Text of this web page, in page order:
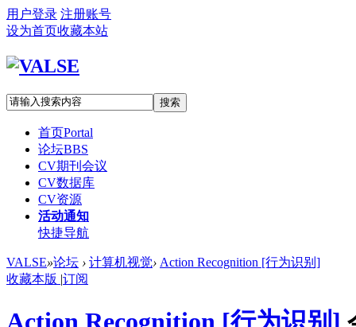
用户登录 注册账号
设为首页收藏本站
搜索
首页Portal
论坛BBS
CV期刊会议
CV数据库
CV资源
活动通知
快捷导航
VALSE»论坛 › 计算机视觉› Action Recognition [行为识别]
收藏本版 |订阅